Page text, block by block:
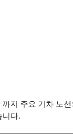
지 주요 기차 노
다.